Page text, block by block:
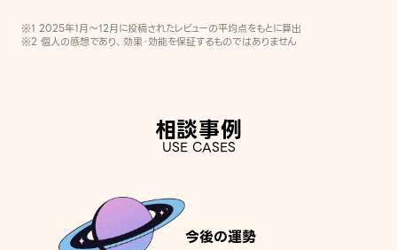
※1 2025年1月〜12月に投稿されたレビューの平均点をもとに算出
※2 個人の感想であり、効果・効能を保証するものではありません
相談事例
USE CASES
今後の運勢